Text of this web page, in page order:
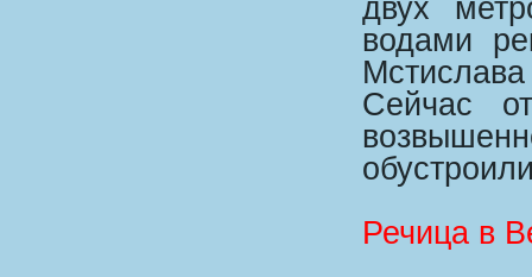
двух
водами
Сейчас
Речица в